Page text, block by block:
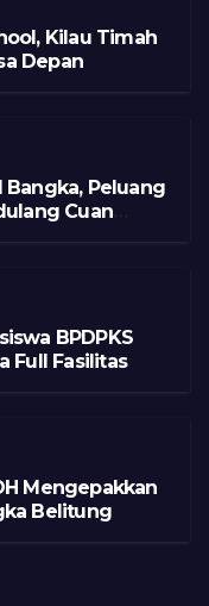
Kilau Timah
Depan
Peluang
Cuan
BPDPKS
Full Fasilitas
Mengepakkan
Belitung